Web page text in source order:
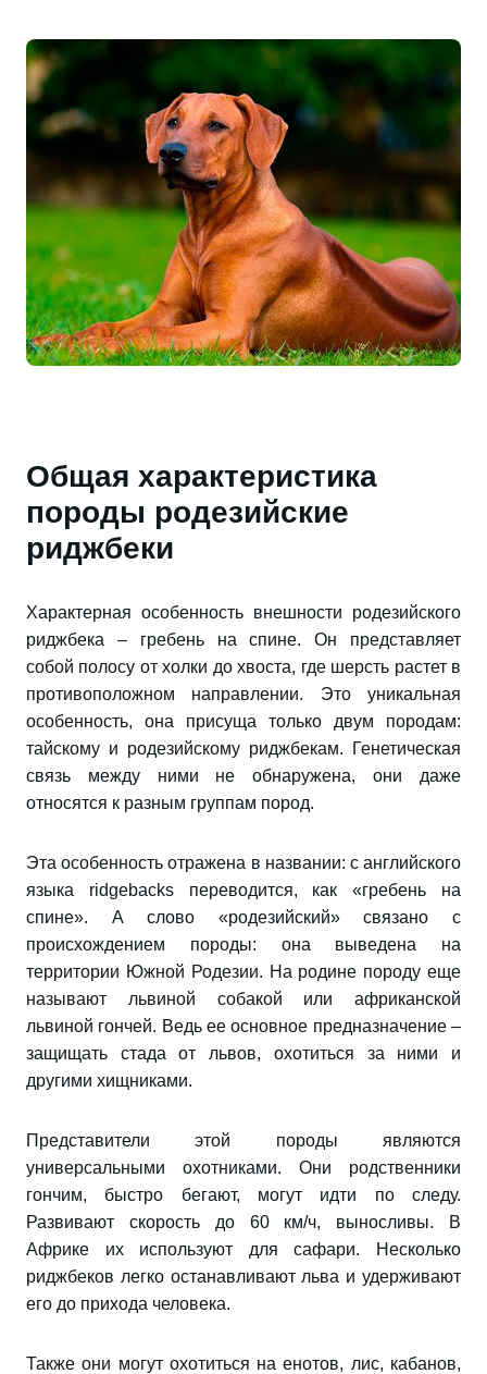
Общая характеристика
породы родезийские
риджбеки
Характерная особенность внешности родезийского
риджбека – гребень на спине. Он представляет
собой полосу от холки до хвоста, где шерсть растет в
противоположном направлении. Это уникальная
особенность, она присуща только двум породам:
тайскому и родезийскому риджбекам. Генетическая
связь между ними не обнаружена, они даже
относятся к разным группам пород.
Эта особенность отражена в названии: с английского
языка ridgebacks переводится, как «гребень на
спине». А слово «родезийский» связано с
происхождением породы: она выведена на
территории Южной Родезии. На родине породу еще
называют львиной собакой или африканской
львиной гончей. Ведь ее основное предназначение –
защищать стада от львов, охотиться за ними и
другими хищниками.
Представители этой породы являются
универсальными охотниками. Они родственники
гончим, быстро бегают, могут идти по следу.
Развивают скорость до 60 км/ч, выносливы. В
Африке их используют для сафари. Несколько
риджбеков легко останавливают льва и удерживают
его до прихода человека.
Также они могут охотиться на енотов, лис, кабанов,